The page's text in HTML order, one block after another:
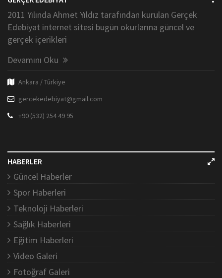
2011 Yılında Ahmet Yıldız tarafından kurulan Gerçek
Edebiyat internet sitesi bugün okurlarına güncel ve
gerçek içerikleri
Devamını Oku
Ankara / Türkiye
gercekedebiyat@gmail.com
+90 (532) 254 49 95
HABERLER
Güncel Haberler
Spor Haberleri
Teknoloji Haberleri
Sağlık Haberleri
Eğitim Haberleri
Video Galeri
Fotoğraf Galeri